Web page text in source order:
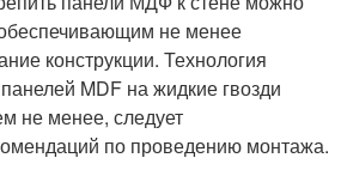
не менее
конструкции. Технология
MDF на жидкие гвозди
не менее, следует
по проведению монтажа.